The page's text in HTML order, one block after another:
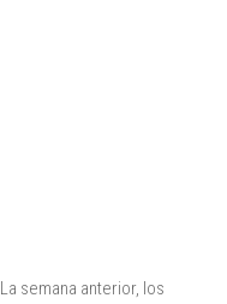
semana anterior, los